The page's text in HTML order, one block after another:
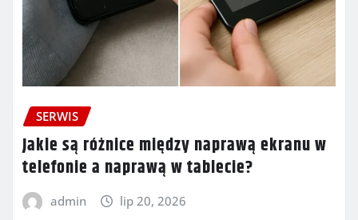
SERWIS
Jakie są różnice między naprawą ekranu w
telefonie a naprawą w tablecie?
admin lip 20, 2026